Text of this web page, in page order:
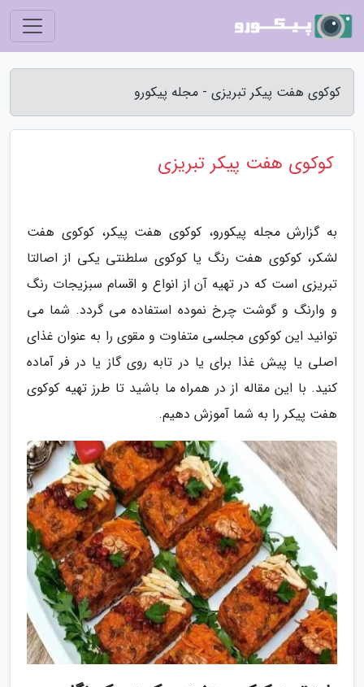
کوکوی هفت پیکر تبریزی - مجله پیکورو
کوکوی هفت پیکر تبریزی
به گزارش مجله پیکورو، کوکوی هفت پیکر، کوکوی هفت
لشکر، کوکوی هفت رنگ یا کوکوی سلطنتی یکی از اصالتا
تبریزی است که در تهیه آن از انواع و اقسام سبزیجات رنگ
و وارنگ و گوشت چرخ نموده استفاده می گردد. شما می
توانید این کوکوی مجلسی متفاوت و مقوی را به عنوان غذای
اصلی یا پیش غذا برای یا در تابه روی گاز یا در فر آماده
کنید. با این مقاله از در همراه ما باشید تا طرز تهیه کوکوی
هفت پیکر را به شما آموزش دهیم.